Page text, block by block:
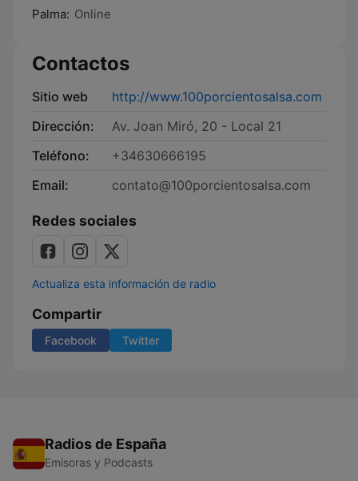
Palma: Online
Contactos
Sitio web
http://www.100porcientosalsa.com
Dirección:
Av. Joan Miró, 20 - Local 21
Teléfono:
+34630666195
Email:
contato@100porcientosalsa.com
Redes sociales
Actualiza esta información de radio
Compartir
Facebook Twitter
Radios de España
Emisoras y Podcasts